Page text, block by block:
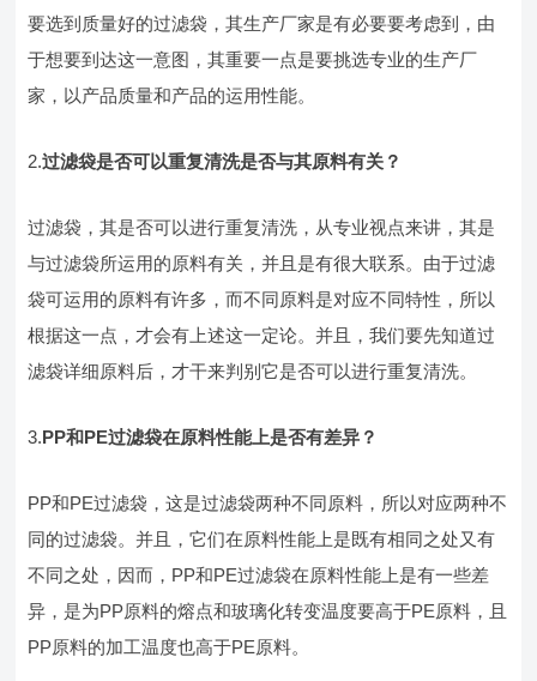
要选到质量好的过滤袋，其生产厂家是有必要要考虑到，由
于想要到达这一意图，其重要一点是要挑选专业的生产厂
家，以产品质量和产品的运用性能。
2.过滤袋是否可以重复清洗是否与其原料有关？
过滤袋，其是否可以进行重复清洗，从专业视点来讲，其是
与过滤袋所运用的原料有关，并且是有很大联系。由于过滤
袋可运用的原料有许多，而不同原料是对应不同特性，所以
根据这一点，才会有上述这一定论。并且，我们要先知道过
滤袋详细原料后，才干来判别它是否可以进行重复清洗。
3.PP和PE过滤袋在原料性能上是否有差异？
PP和PE过滤袋，这是过滤袋两种不同原料，所以对应两种不
同的过滤袋。并且，它们在原料性能上是既有相同之处又有
不同之处，因而，PP和PE过滤袋在原料性能上是有一些差
异，是为PP原料的熔点和玻璃化转变温度要高于PE原料，且
PP原料的加工温度也高于PE原料。